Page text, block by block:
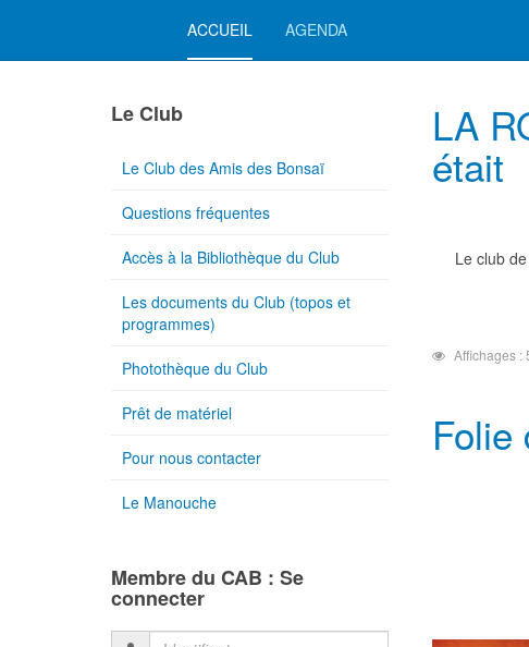
ACCUEIL AGENDA
LA
était
Le club
Affichages :
Folie
Le Club
Le Club des Amis des Bonsaï
Questions fréquentes
Accès à la Bibliothèque du Club
Les documents du Club (topos et
programmes)
Photothèque du Club
Prêt de matériel
Pour nous contacter
Le Manouche
Membre du CAB : Se
connecter